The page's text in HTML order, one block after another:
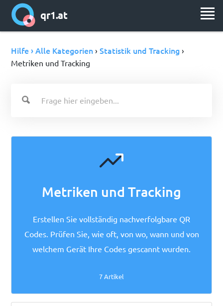
qr1.at
Hilfe › Alle Kategorien ›Statistik und Tracking ›
Metriken und Tracking
Metriken und Tracking
Erstellen Sie vollständig nachverfolgbare QR
Codes. Prüfen Sie, wie oft, von wo, wann und von
welchem Gerät Ihre Codes gescannt wurden.
7 Artikel